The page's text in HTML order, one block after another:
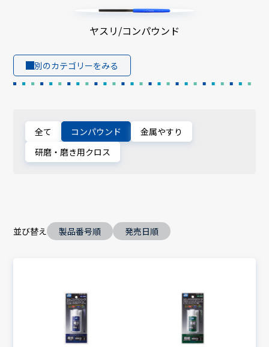
ヤスリ/コンパウンド
別のカテゴリーをみる
全て コンパウンド
金属やすり
研磨・磨き用クロス
並び替え 製品番号順 発売日順